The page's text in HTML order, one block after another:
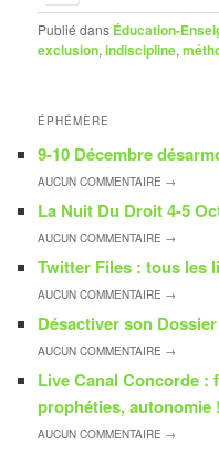
Publié dans Éducation-
exclusion,indiscipline,
ÉPHÉMÈRE
9-10 Décembre
AUCUNCOMMENTAIRE →
La Nuit Du Droit 4-5
AUCUNCOMMENTAIRE →
Twitter Files : tous les
AUCUNCOMMENTAIRE →
Désactiver son
AUCUNCOMMENTAIRE →
Live Canal Concorde :
prophéties, autonomie !
AUCUNCOMMENTAIRE →